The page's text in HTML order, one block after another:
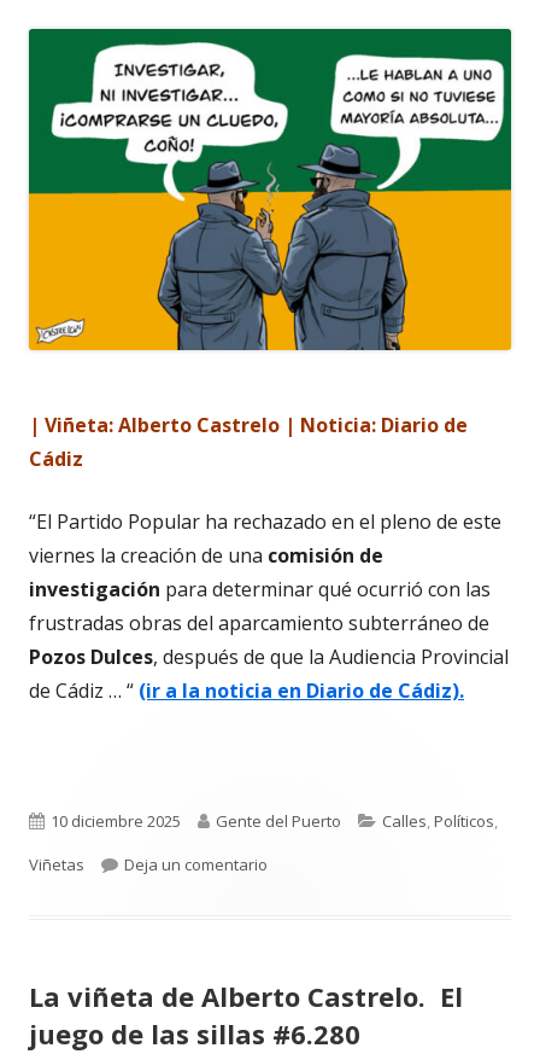
| Viñeta: Alberto Castrelo | Noticia: Diario de
Cádiz
“El Partido Popular ha rechazado en el pleno de este
viernes la creación de una comisión de
investigación para determinar qué ocurrió con las
frustradas obras del aparcamiento subterráneo de
Pozos Dulces, después de que la Audiencia Provincial
de Cádiz … “ (ir a la noticia en Diario de Cádiz).
Publicado
el
10 diciembre 2025 Autor
Gente del Puerto Categorías
Calles,Políticos,
Viñetas
Deja un comentario
La viñeta de Alberto Castrelo. El
juego de las sillas #6.280